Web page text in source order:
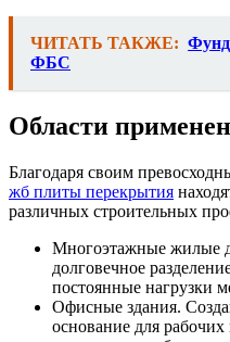
ЧИТАТЬ ТАКЖЕ:
ФБС
Области
Благодаря своим
жб плиты перекрытия
различных строительных
Многоэтажные жилые
долговечное
постоянные нагрузки
Офисные здания.
основание для